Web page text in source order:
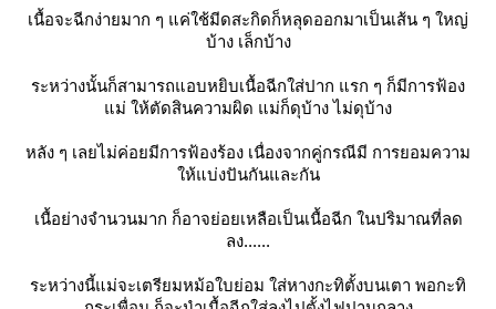
เนื้อจะฉีกง่ายมาก ๆ แค่ใช้มีดสะกิดก็หลุดออกมาเป็นเส้น ๆ ใหญ่
บ้าง เล็กบ้าง
ระหว่างนั้นก็สามารถแอบหยิบเนื้อฉีกใส่ปาก แรก ๆ ก็มีการฟ้อง
ม่ ให้ตัดสินความผิด แม่ก็ดุบ้าง ไม่ดุบ้าง
หลัง ๆ เลยไม่ค่อยมีการฟ้องร้อง เนื่องจากคู่กรณีมี การยอมความ
ห้แบ่งปันกันและกัน
เนื้อย่างจำนวนมาก ก็อาจย่อยเหลือเป็นเนื้อฉีก ในปริมาณที่ลด
ลง......
ระหว่างนี้แม่จะเตรียมหม้อใบย่อม ใส่หางกะทิตั้งบนเตา พอกะทิ